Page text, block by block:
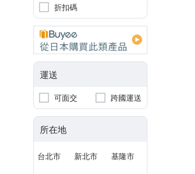
折扣碼
運送
可面交 跨國運送
所在地
台北市 新北市 基隆市